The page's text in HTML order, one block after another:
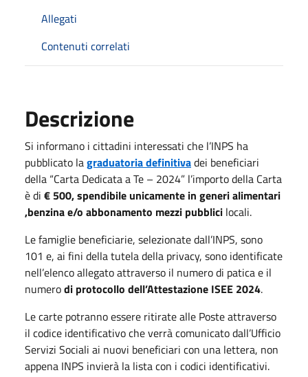
Allegati
Contenuti correlati
Descrizione
Si informano i cittadini interessati che l’INPS ha
pubblicato lagraduatoria definitivadei beneficiari
della “Carta Dedicata a Te – 2024” l’importo della Carta
è di € 500, spendibile unicamente in generi alimentari
,benzina e/o abbonamento mezzi pubblici locali.
Le famiglie beneficiarie, selezionate dall’INPS, sono
101 e, ai fini della tutela della privacy, sono identificate
nell’elenco allegato attraverso il numero di patica e il
numerodi protocollo dell’Attestazione ISEE 2024.
Le carte potranno essere ritirate alle Poste attraverso
il codice identificativo che verrà comunicato dall’Ufficio
Servizi Sociali ai nuovi beneficiari con una lettera, non
appena INPS invierà la lista con i codici identificativi.